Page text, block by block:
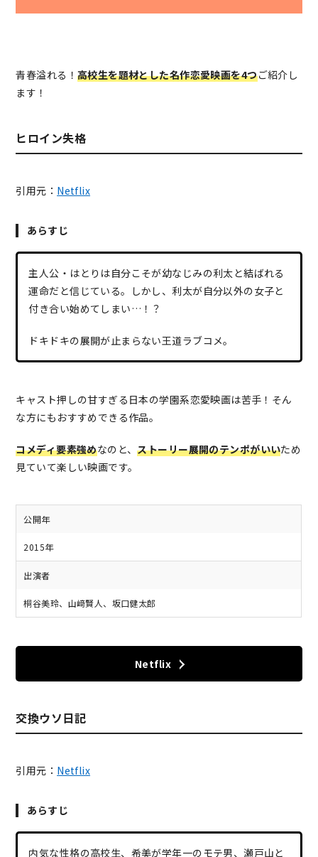
青春溢れる！ 高校生を題材とした名作恋愛映画を4つご紹介し
ます！
ヒロイン失格
引用元： Netflix
あらすじ
主人公・はとりは自分こそが幼なじみの利太と結ばれる
運命だと信じている。しかし、利太が自分以外の女子と
付き合い始めてしまい…！？
ドキドキの展開が止まらない王道ラブコメ。
キャスト押しの甘すぎる日本の学園系恋愛映画は苦手！そん
な方にもおすすめできる作品。
コメディ要素強めなのと、ストーリー展開のテンポがいいため
見ていて楽しい映画です。
公開年
2015年
出演者
桐谷美玲、山﨑賢人、坂口健太郎
Netflix
交換ウソ日記
引用元： Netflix
あらすじ
内気な性格の高校生、希美が学年一のモテ男、瀬戸山と